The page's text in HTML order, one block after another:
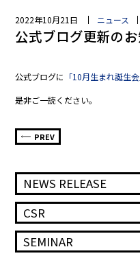
2022年10月21日 ニュース
公式ブログ更新の
公式ブログに 「10月生まれ誕生会
是非ご一読ください。
PREV
NEWS RELEASE
CSR
SEMINAR